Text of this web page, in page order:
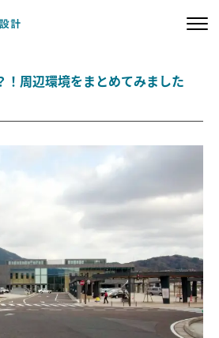
私たちの想い
施工事例
会社案内
オーナー様向け
！周辺環境をまとめてみました